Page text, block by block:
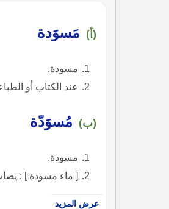
(أ) مَسوَدة
مسودة.
عند الكتاب أو
(ب) مُسوَدّة
مسودة.
[ ماء مسودة ] :
عرض المزيد